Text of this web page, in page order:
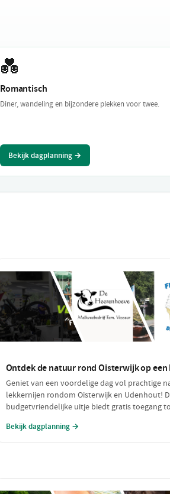
💑
Romantisch
Diner, wandeling en bijzondere plekken voor twee.
Bekijk dagplanning →
Ontdek de natuur rond Oisterwijk op een
Geniet van een voordelige dag vol prachtige
lekkernijen rondom Oisterwijk en Udenhout!
budgetvriendelijke uitje biedt gratis toegang
een lokale zuivelboerderij en een gezellige
Bekijk dagplanning →